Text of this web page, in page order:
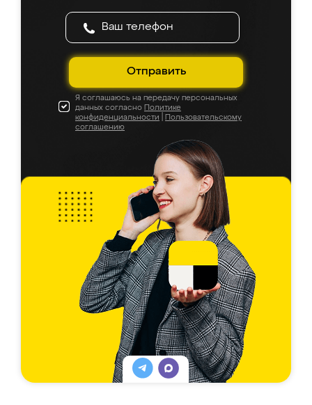
Отправить
Я соглашаюсь на передачу персональных
данных согласно Политике
конфиденциальности
Пользовательскому
соглашению